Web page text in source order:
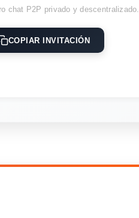
chat P2P privado y descentralizado.
COPIAR INVITACIÓN